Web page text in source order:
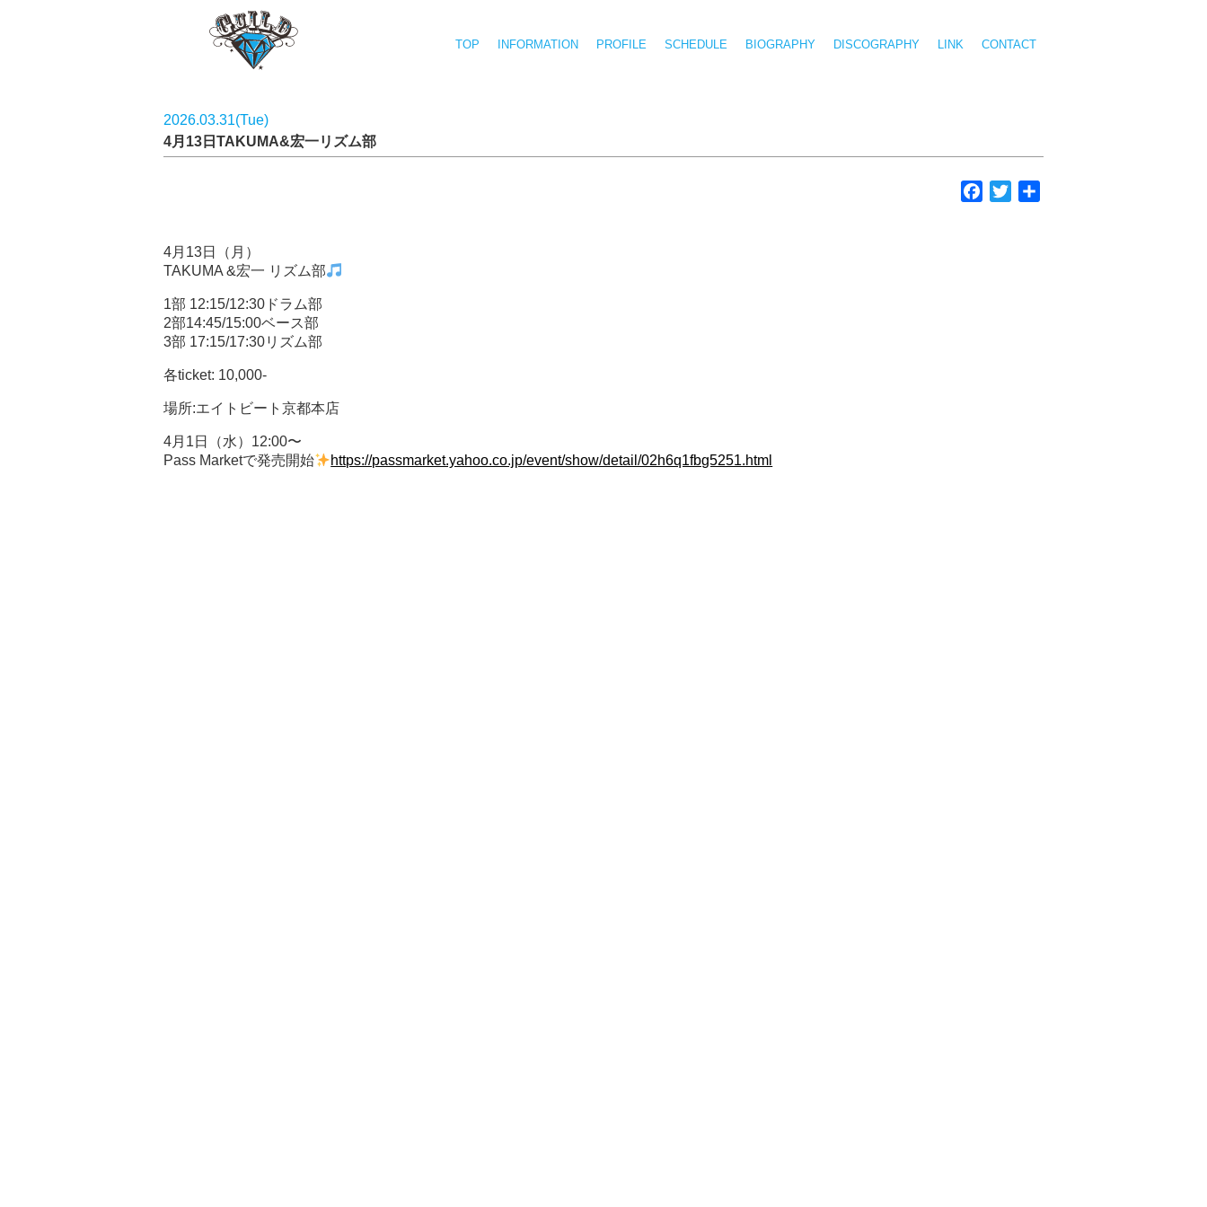
TOP INFORMATION PROFILE SCHEDULE BIOGRAPHY DISCOGRAPHY LINK CONTACT
2026.03.31(Tue)
4月13日TAKUMA&宏一リズム部
Facebook
Twitter
4月13日（月）
TAKUMA &宏一 リズム部
1部 12:15/12:30ドラム部
2部14:45/15:00ベース部
3部 17:15/17:30リズム部
各ticket: 10,000-
場所:エイトビート京都本店
4月1日（水）12:00〜
Pass Marketで発売開始
https://passmarket.yahoo.co.jp/event/show/detail/02h6q1fbg5251.html